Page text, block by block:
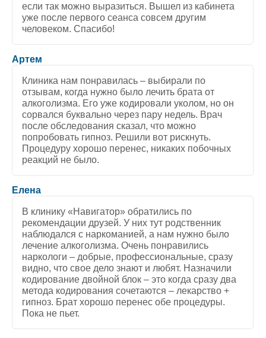
если так можно выразиться. Вышел из кабинета
уже после первого сеанса совсем другим
человеком. Спасибо!
Артем
Клиника нам понравилась – выбирали по
отзывам, когда нужно было лечить брата от
алкоголизма. Его уже кодировали уколом, но он
сорвался буквально через пару недель. Врач
после обследования сказал, что можно
попробовать гипноз. Решили вот рискнуть.
Процедуру хорошо перенес, никаких побочных
реакций не было.
Елена
В клинику «Навигатор» обратились по
рекомендации друзей. У них тут родственник
наблюдался с наркоманией, а нам нужно было
лечение алкоголизма. Очень понравились
наркологи – добрые, профессиональные, сразу
видно, что свое дело знают и любят. Назначили
кодирование двойной блок – это когда сразу два
метода кодирования сочетаются – лекарство +
гипноз. Брат хорошо перенес обе процедуры.
Пока не пьет.